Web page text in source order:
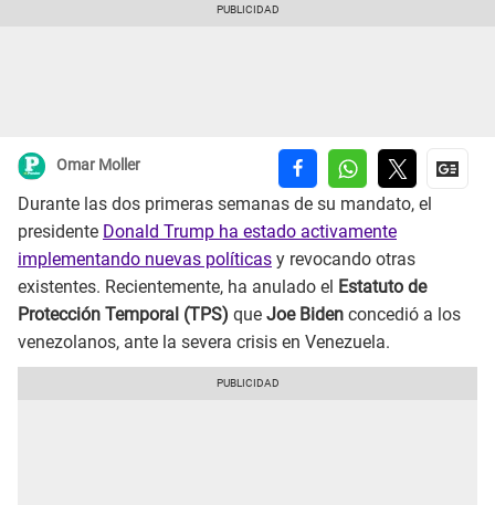
Omar Moller
Durante las dos primeras semanas de su mandato, el
presidente Donald Trump ha estado activamente
implementando nuevas políticas y revocando otras
existentes. Recientemente, ha anulado el Estatuto de
Protección Temporal (TPS) que Joe Biden concedió a los
venezolanos, ante la severa crisis en Venezuela.